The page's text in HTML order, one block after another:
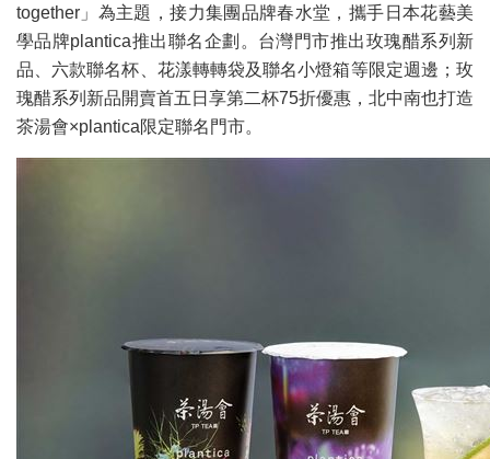
together」為主題，接力集團品牌春水堂，攜手日本花藝美
學品牌plantica推出聯名企劃。台灣門市推出玫瑰醋系列新
品、六款聯名杯、花漾轉轉袋及聯名小燈箱等限定週邊；玫
瑰醋系列新品開賣首五日享第二杯75折優惠，北中南也打造
茶湯會×plantica限定聯名門市。